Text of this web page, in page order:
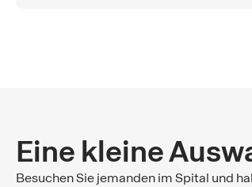
Eine kleine
Besuchen Sie jemanden im Spital und